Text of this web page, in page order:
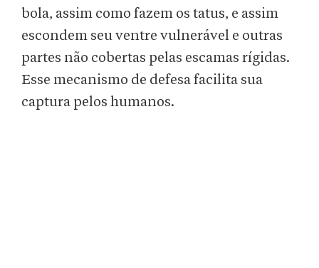
bola, assim como fazem os tatus, e assim
escondem seu ventre vulnerável e outras
partes não cobertas pelas escamas rígidas.
Esse mecanismo de defesa facilita sua
captura pelos humanos.